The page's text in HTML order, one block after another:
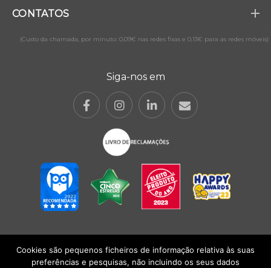
CONTATOS
(Custo da chamada, por minuto: 0,09€ nas redes fixas e 0,13€ para as redes móveis)
Siga-nos em
POLÍTICA DE PRIVACIDADE|TERMOS E CONDIÇÕESlCONDIÇÕES
GERAIS DE VENDA| Alberto Oculista, SA 2026. Todos os direitos reservados.
Cookies são pequenos ficheiros de informação relativa às suas
preferências e pesquisas, não incluindo os seus dados